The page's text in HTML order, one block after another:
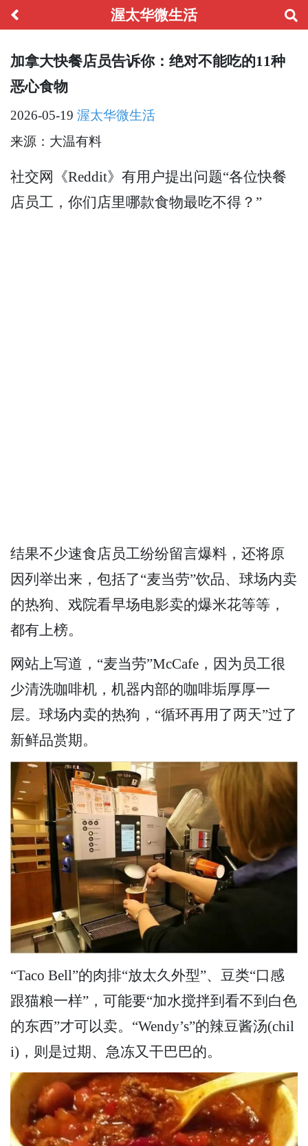
渥太华微生活
加拿大快餐店员告诉你：绝对不能吃的11种
恶心食物
2026-05-19 渥太华微生活
来源：大温有料
社交网《Reddit》有用户提出问题“各位快餐
店员工，你们店里哪款食物最吃不得？”
结果不少速食店员工纷纷留言爆料，还将原
因列举出来，包括了“麦当劳”饮品、球场内卖
的热狗、戏院看早场电影卖的爆米花等等，
都有上榜。
网站上写道，“麦当劳”McCafe，因为员工很
少清洗咖啡机，机器内部的咖啡垢厚厚一
层。球场内卖的热狗，“循环再用了两天”过了
新鲜品赏期。
“Taco Bell”的肉排“放太久外型”、豆类“口感
跟猫粮一样”，可能要“加水搅拌到看不到白色
的东西”才可以卖。“Wendy’s”的辣豆酱汤(chil
i)，则是过期、急冻又干巴巴的。